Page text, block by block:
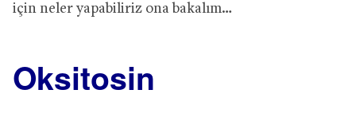
için neler yapabiliriz ona bakalım…
Oksitosin